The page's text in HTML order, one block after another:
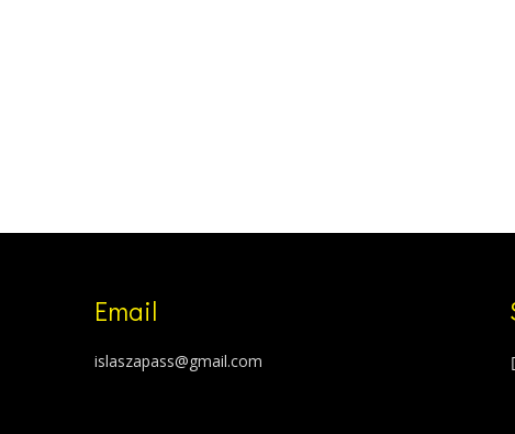
Email
islaszapass@gmail.com